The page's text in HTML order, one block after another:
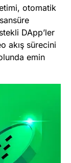
otomatik
DApp’ler
akış sürecini
emin